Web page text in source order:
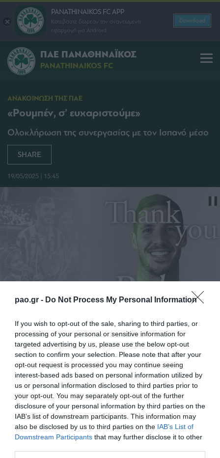
pao.gr - Do Not Process My Personal Information
If you wish to opt-out of the sale, sharing to third parties, or
processing of your personal or sensitive information for
targeted advertising by us, please use the below opt-out
section to confirm your selection. Please note that after your
opt-out request is processed you may continue seeing
interest-based ads based on personal information utilized by
us or personal information disclosed to third parties prior to
your opt-out. You may separately opt-out of the further
disclosure of your personal information by third parties on the
IAB’s list of downstream participants. This information may
also be disclosed by us to third parties on the IAB’s List of
Downstream Participants that may further disclose it to other
PANATHINAIKOS FC APP
Κατεβάστε δωρεάν την ανανεωμένη
εφαρμογή για Android
Download
ΠΑΕ ΠΑΝΑΘΗΝΑΪΚΟΣ
PANATHINAIKOS FC
ΑΝΑΚΟΙΝΩΣΗ ΤΗΣ ΠΑΕ
«Ρουμπέν, σ’ ευχαριστούμε»
Ολοκλήρωση της συνεργασίας με τον Ισπανό μέσο
SHARE
19/05/2025 | 15:45
H ΠΑΕ Παναθηναϊκός ανακοινώνει την ολοκλήρωση
της συνεργασίας της με τον Ρουμπέν Πέρεθ. Ο
Ισπανός μέσος εντάχθηκε στο ρόστερ του
Τριφυλλιού το 2021. Στην τετραετή παρουσία του
συνέβαλε στην προσπάθεια της ομάδας, φόρεσε το
περιβραχιόνιο του αρχηγού και πανηγύρισε την
κατάκτηση δύο Κυπέλλων Ελλάδας. Κατέγραψε 118